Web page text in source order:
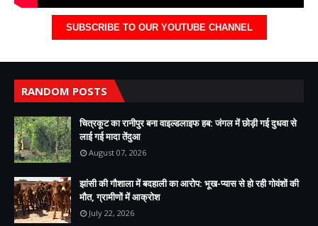
SUBSCRIBE TO OUR YOUTUBE CHANNEL
RANDOM POSTS
चित्रकूट का रानीपुर बना वाइल्डलाइफ हब: जंगल में छोड़ी गई दुधवा से
लाई गई मादा तेंदुआ
August 07, 2026
झांसी की गौशाला में बदहाली का आरोप: भूख-प्यास से हो रही गोवंशों की
मौत, ग्रामीणों में आक्रोश
July 22, 2026